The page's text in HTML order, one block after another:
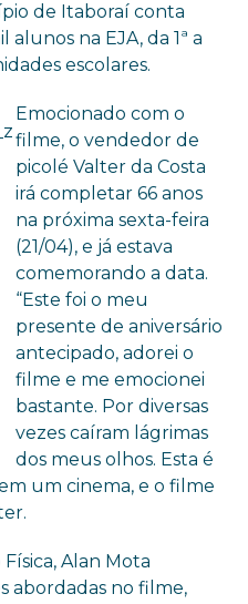
de Itaboraí conta
na EJA, da 1ª a
escolares.
Emocionado com o
filme, o vendedor de
picolé Valter da Costa
irá completar 66 anos
na próxima sexta-feira
(21/04), e já estava
comemorando a data.
“Este foi o meu
presente de aniversário
antecipado, adorei o
filme e me emocionei
bastante. Por diversas
vezes caíram lágrimas
dos meus olhos. Esta é
um cinema, e o filme
Alan Mota
abordadas no filme,